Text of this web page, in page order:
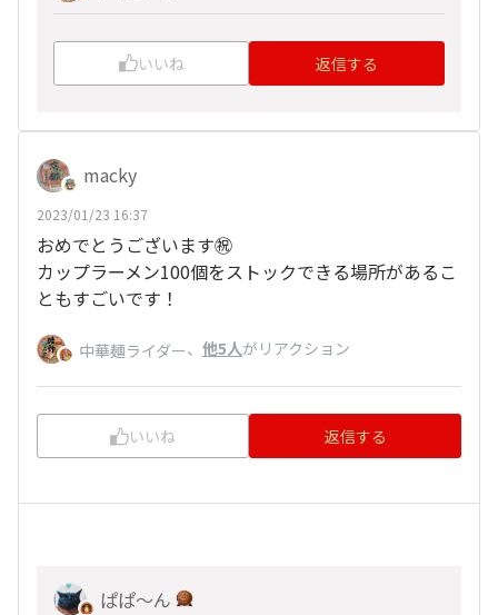
いいね 返信する
macky
2023/01/23 16:37
おめでとうございます㊗
カップラーメン100個をストックできる場所があるこ
ともすごいです！
中華麺ライダー、 他5人がリアクション
いいね 返信する
ぱぱ〜ん